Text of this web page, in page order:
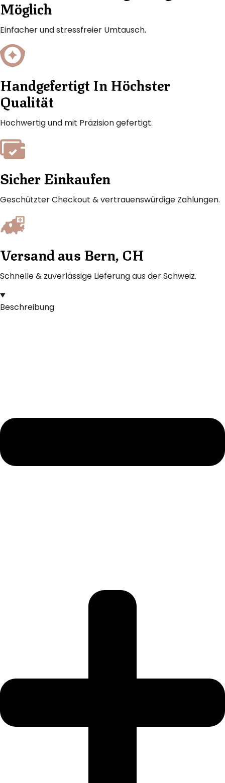
Möglich
Einfacher und stressfreier Umtausch.
Handgefertigt In Höchster
Qualität
Hochwertig und mit Präzision gefertigt.
Sicher Einkaufen
Geschützter Checkout & vertrauenswürdige Zahlungen.
Versand aus Bern, CH
Schnelle & zuverlässige Lieferung aus der Schweiz.
Beschreibung